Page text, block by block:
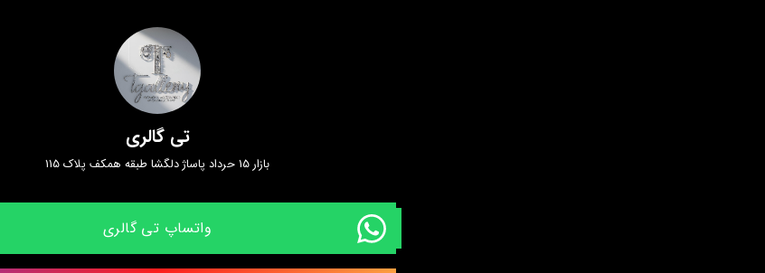
تی گالری
بازار 15 حرداد پاساژ دلگشا طبقه همکف پلاک 115
واتساپ تی گالری